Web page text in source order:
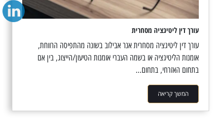
עורך דין ליטיגציה מסחרית
עורך דין ליטיגציה מסחרית אנר אבילוב בשונה מהתפיסה הרווחת,
אומנות הליטיגציה או בשמה העברי אומנות הטיעון/הייצוג, בין אם
בתחום האזרחי, בתחום...
המשך קריאה